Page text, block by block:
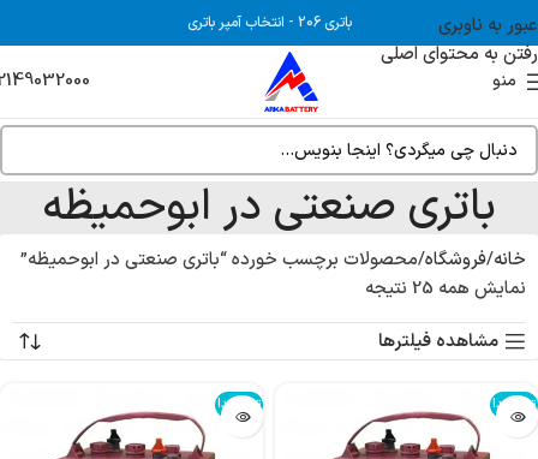
عبور به ناوبری
رفتن به محتوای اصلی
باتری 206 - انتخاب آمپر باتری
منو
باتری صنعتی در ابوحمیظه
خانه فروشگاه محصولات برچسب خورده “باتری صنعتی در ابوحمیظه”
نمایش همه 25 نتیجه
مشاهده فیلترها
تمام شد! تمام شد!